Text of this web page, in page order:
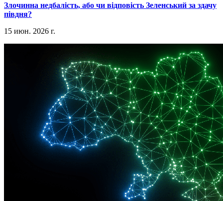
​Злочинна недбалість, або чи відповість Зеленський за здачу
півдня?
15 июн. 2026 г.